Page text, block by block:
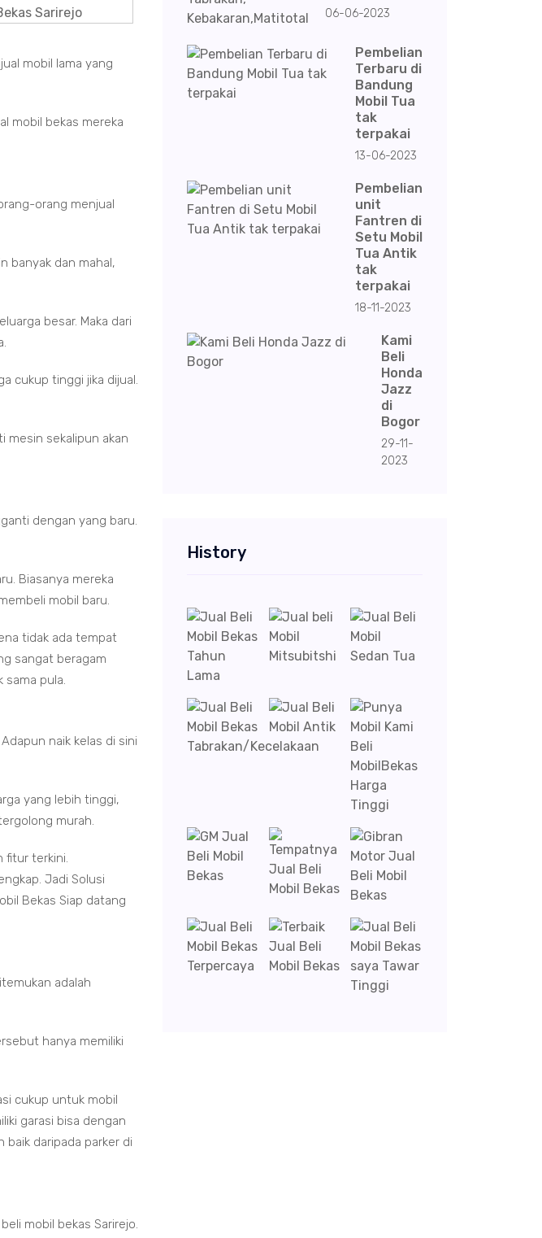
mobil lama yang
mobil bekas mereka
orang menjual
banyak dan mahal,
besar. Maka dari
cukup tinggi jika dijual.
mesin sekalipun akan
dengan yang baru.
Biasanya mereka
mobil baru.
tidak ada tempat
sangat beragam
pula.
naik kelas di sini
yang lebih tinggi,
murah.
fitur terkini.
Jadi Solusi
Bekas Siap datang
adalah
hanya memiliki
cukup untuk mobil
garasi bisa dengan
daripada parker di
mobil bekas Sarirejo.
06-06-2023
Pembelian
Terbaru di
Bandung
Mobil Tua
tak
terpakai
13-06-2023
Pembelian
unit
Fantren di
Setu Mobil
Tua Antik
tak
terpakai
18-11-2023
Kami
Beli
Honda
Jazz
di
Bogor
29-11-
2023
History